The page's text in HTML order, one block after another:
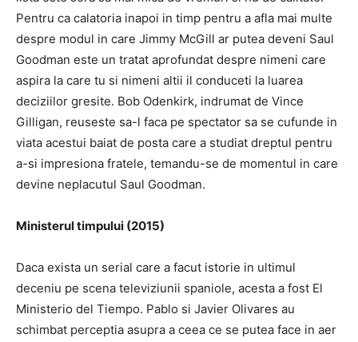
Pentru ca calatoria inapoi in timp pentru a afla mai multe
despre modul in care Jimmy McGill ar putea deveni Saul
Goodman este un tratat aprofundat despre nimeni care
aspira la care tu si nimeni altii il conduceti la luarea
deciziilor gresite. Bob Odenkirk, indrumat de Vince
Gilligan, reuseste sa-l faca pe spectator sa se cufunde in
viata acestui baiat de posta care a studiat dreptul pentru
a-si impresiona fratele, temandu-se de momentul in care
devine neplacutul Saul Goodman.
Ministerul timpului (2015)
Daca exista un serial care a facut istorie in ultimul
deceniu pe scena televiziunii spaniole, acesta a fost El
Ministerio del Tiempo. Pablo si Javier Olivares au
schimbat perceptia asupra a ceea ce se putea face in aer